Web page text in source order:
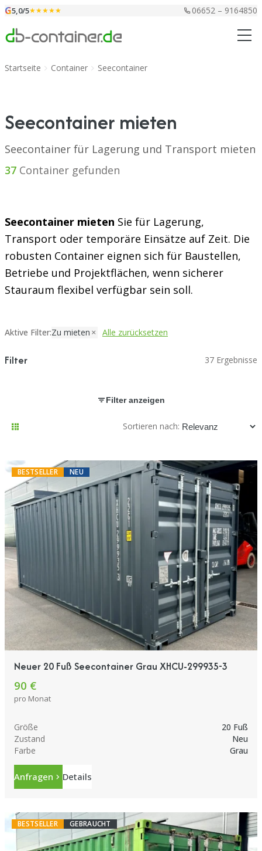
Zum Inhalt springen
G5,0/5★★★★★ 06652 – 9164850
Startseite Container Seecontainer
Seecontainer mieten
Seecontainer für Lagerung und Transport mieten
37 Container gefunden
Seecontainer mieten Sie für Lagerung,
Transport oder temporäre Einsätze auf Zeit. Die
robusten Container eignen sich für Baustellen,
Betriebe und Projektflächen, wenn sicherer
Stauraum flexibel verfügbar sein soll.
Aktive Filter:Zu mieten Alle zurücksetzen
Filter 37 Ergebnisse
Filter anzeigen
Sortieren nach:
BESTSELLER NEU
Neuer 20 Fuß Seecontainer Grau XHCU-299935-3
90 €
pro Monat
Größe
20 Fuß
Zustand
Neu
Farbe
Grau
Anfragen Details
BESTSELLER GEBRAUCHT